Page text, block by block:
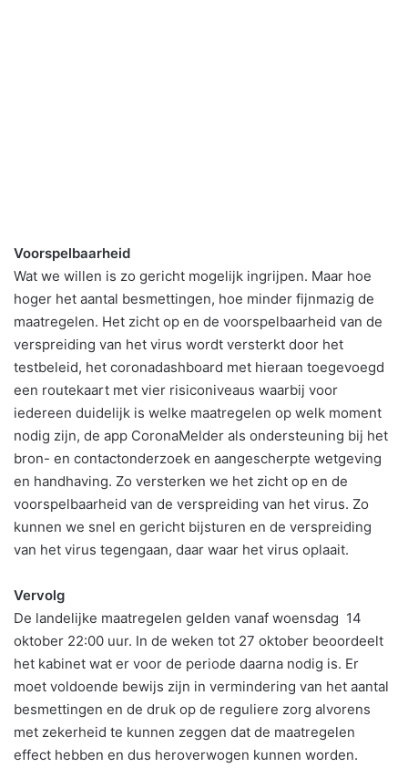
Voorspelbaarheid
Wat we willen is zo gericht mogelijk ingrijpen. Maar hoe
hoger het aantal besmettingen, hoe minder fijnmazig de
maatregelen. Het zicht op en de voorspelbaarheid van de
verspreiding van het virus wordt versterkt door het
testbeleid, het coronadashboard met hieraan toegevoegd
een routekaart met vier risiconiveaus waarbij voor
iedereen duidelijk is welke maatregelen op welk moment
nodig zijn, de app CoronaMelder als ondersteuning bij het
bron- en contactonderzoek en aangescherpte wetgeving
en handhaving. Zo versterken we het zicht op en de
voorspelbaarheid van de verspreiding van het virus. Zo
kunnen we snel en gericht bijsturen en de verspreiding
van het virus tegengaan, daar waar het virus oplaait.
Vervolg
De landelijke maatregelen gelden vanaf woensdag 14
oktober 22:00 uur. In de weken tot 27 oktober beoordeelt
het kabinet wat er voor de periode daarna nodig is. Er
moet voldoende bewijs zijn in vermindering van het aantal
besmettingen en de druk op de reguliere zorg alvorens
met zekerheid te kunnen zeggen dat de maatregelen
effect hebben en dus heroverwogen kunnen worden.